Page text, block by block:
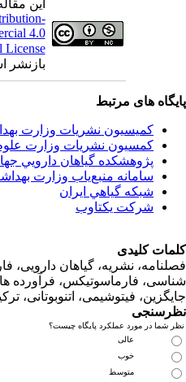
این مقاله
Attribution-
4.0
License
بازنشر
های مرتبط
کمیسیون نشریات وزارت
کمسیون نشریات وزارت علوم
پژوهشكده گياهان دارويي جهاد
سامانه منبع‌ياب وزارت
شبكه گياهي ايران
شرکت یکتاوب
کلیدی
نشریه، گیاهان دارویی،
فارماسوتیکس، فرآورده
فیتوشیمی، اتنوبوتانی،
در مورد عملکرد پایگاه چیست؟
متوسط